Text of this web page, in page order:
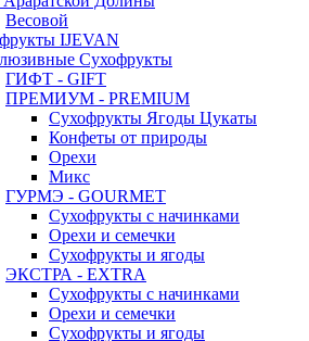
Весовой
IJEVAN
Сухофрукты
ГИФТ - GIFT
ПРЕМИУМ - PREMIUM
Сухофрукты Ягоды Цукаты
Конфеты от природы
Орехи
Микс
ГУРМЭ - GOURMET
Сухофрукты с начинками
Орехи и семечки
Сухофрукты и ягоды
ЭКСТРА - EXTRA
Сухофрукты с начинками
Орехи и семечки
Сухофрукты и ягоды